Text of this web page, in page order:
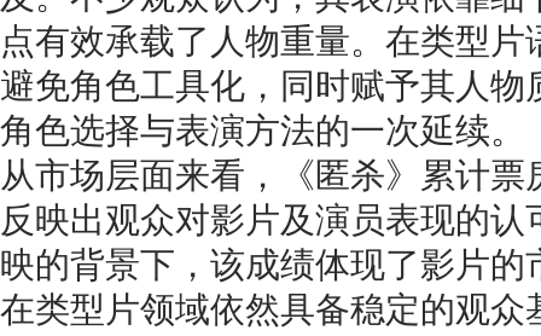
点有效承载了人物重量。在类型
避免角色工具化，同时赋予其人
角色选择与表演方法的一次延续。
从市场层面来看，《匿杀》累计
反映出观众对影片及演员表现的
映的背景下，该成绩体现了影片
在类型片领域依然具备稳定的观众